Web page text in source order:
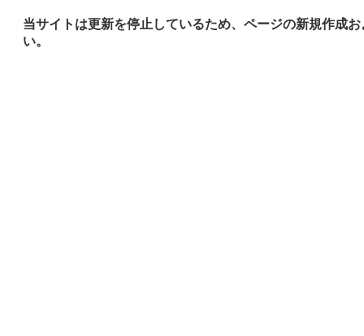
当サイトは更新を停止しているため、ページの新規作成
い。